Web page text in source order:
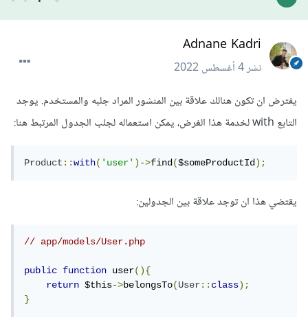
Adnane Kadri
نشر4 أغسطس 2022
يفترض ان تكون هنالك علاقة بين المنشور المراد جلبه والمستخدم. يوجد
التابع with لخدمة هذا الغرض، يمكن استعماله لجلب الجدول المرتبط هنا:
Product::with('user')->find($someProductId);
يقتضي هذا ان توجد علاقة بين الجدولين:
// app/models/User.php
public function user(){
return $this->belongsTo(User::class);
}